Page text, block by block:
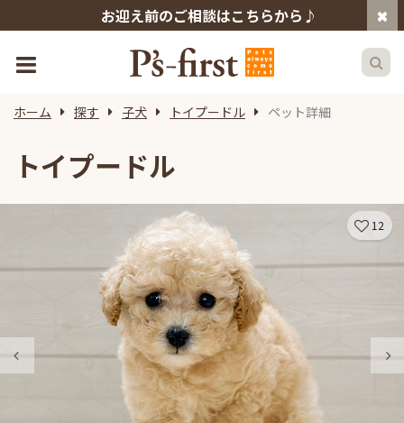
お迎え前のご相談はこちらから♪
ホーム 探す 子犬 トイプードル ペット詳細
トイプードル
12